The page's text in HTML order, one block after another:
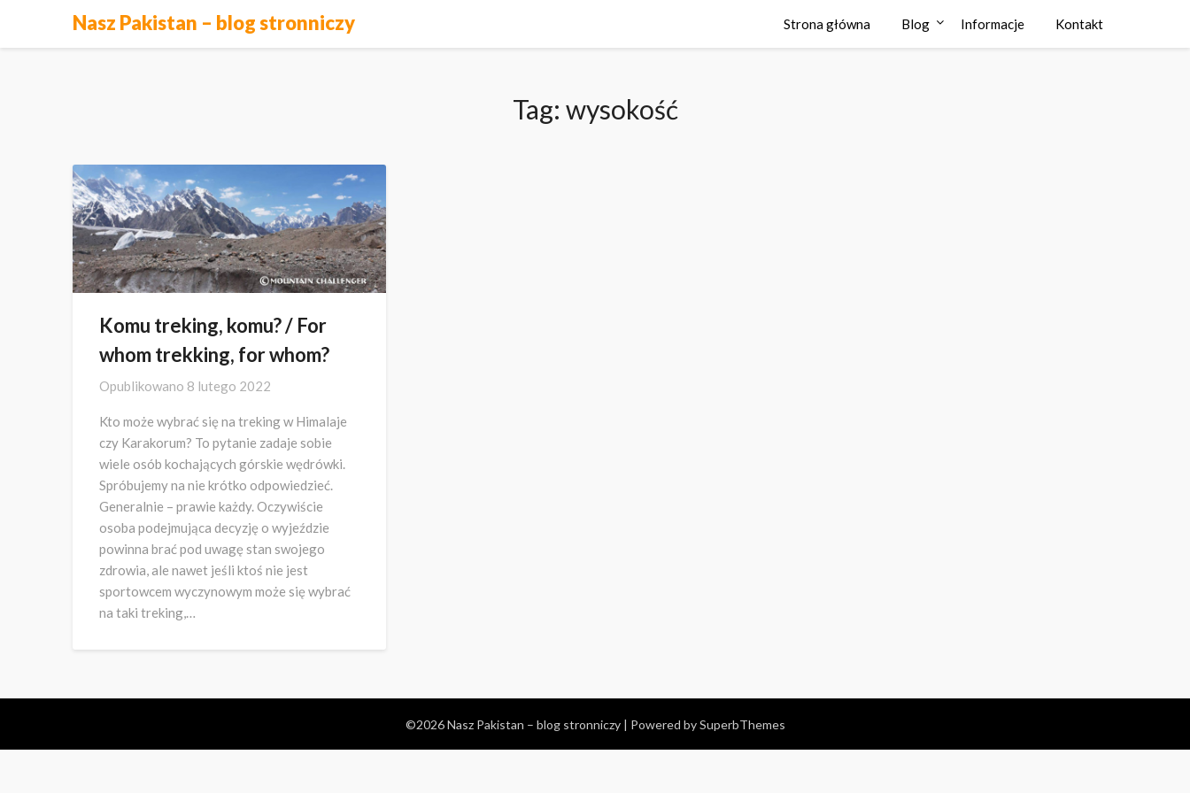
Nasz Pakistan – blog stronniczy Strona główna Blog Informacje Kontakt
Tag: wysokość
Komu treking, komu? / For
whom trekking, for whom?
Opublikowano 8 lutego 2022
Kto może wybrać się na treking w Himalaje
czy Karakorum? To pytanie zadaje sobie
wiele osób kochających górskie wędrówki.
Spróbujemy na nie krótko odpowiedzieć.
Generalnie – prawie każdy. Oczywiście
osoba podejmująca decyzję o wyjeździe
powinna brać pod uwagę stan swojego
zdrowia, ale nawet jeśli ktoś nie jest
sportowcem wyczynowym może się wybrać
na taki treking,…
©2026 Nasz Pakistan – blog stronniczy | Powered bySuperbThemes